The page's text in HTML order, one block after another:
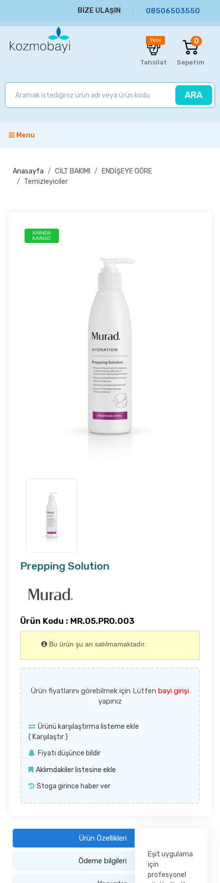
BİZE ULAŞIN 08506503550
ARA
Yeni
Tahsilat Sepetim
0
Menu
Anasayfa CİLT BAKIMI
ENDİŞEYE GÖRE
Temizleyiciler
ANINDA
KARGO
Prepping Solution
Ürün Kodu : MR.05.PRO.003
Bu ürün şu an satılmamaktadır.
Ürün fiyatlarını görebilmek için Lütfenbayi girişi
yapınız
Ürünü karşılaştırma listeme ekle
( Karşılaştır )
Fiyatı düşünce bildir
Aklımdakiler listesine ekle
Stoga girince haber ver
Ürün Özellikleri
Ödeme bilgileri
Eşit uygulama
için
profesyonel